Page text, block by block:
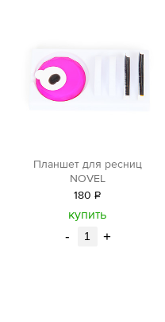
Планшет для ресниц
NOVEL
180 Р
уб.
купить
- +